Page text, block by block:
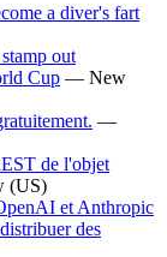
a diver's fart
out
Cup — New
—
de l'objet
(US)
et Anthropic
des